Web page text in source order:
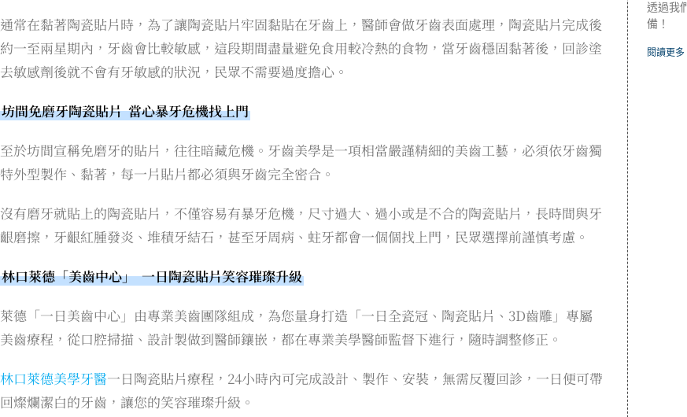
通常在黏著陶瓷貼片時，為了讓陶瓷貼片牢固黏貼在牙齒上，醫師會做牙齒表面處理，陶瓷貼片完成後
約一至兩星期內，牙齒會比較敏感，這段期間盡量避免食用較冷熱的食物，當牙齒穩固黏著後，回診塗
去敏感劑後就不會有牙敏感的狀況，民眾不需要過度擔心。
坊間免磨牙陶瓷貼片 當心暴牙危機找上門
至於坊間宣稱免磨牙的貼片，往往暗藏危機。牙齒美學是一項相當嚴謹精細的美齒工藝，必須依牙齒獨
特外型製作、黏著，每一片貼片都必須與牙齒完全密合。
沒有磨牙就貼上的陶瓷貼片，不僅容易有暴牙危機，尺寸過大、過小或是不合的陶瓷貼片，長時間與牙
齦磨擦，牙齦紅腫發炎、堆積牙結石，甚至牙周病、蛀牙都會一個個找上門，民眾選擇前謹慎考慮。
林口萊德「美齒中心」 一日陶瓷貼片笑容璀璨升級
萊德「一日美齒中心」由專業美齒團隊組成，為您量身打造「一日全瓷冠、陶瓷貼片、3D齒雕」專屬
美齒療程，從口腔掃描、設計製做到醫師鑲嵌，都在專業美學醫師監督下進行，隨時調整修正。
林口萊德美學牙醫一日陶瓷貼片療程，24小時內可完成設計、製作、安裝，無需反覆回診，一日便可帶
回燦爛潔白的牙齒，讓您的笑容璀璨升級。
透過我
備！
閱讀更多